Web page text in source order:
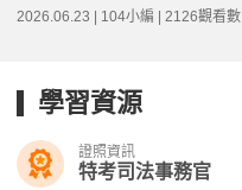
2026.06.23 | 104小編 | 2126觀看數
學習資源
證照資訊
特考司法事務官